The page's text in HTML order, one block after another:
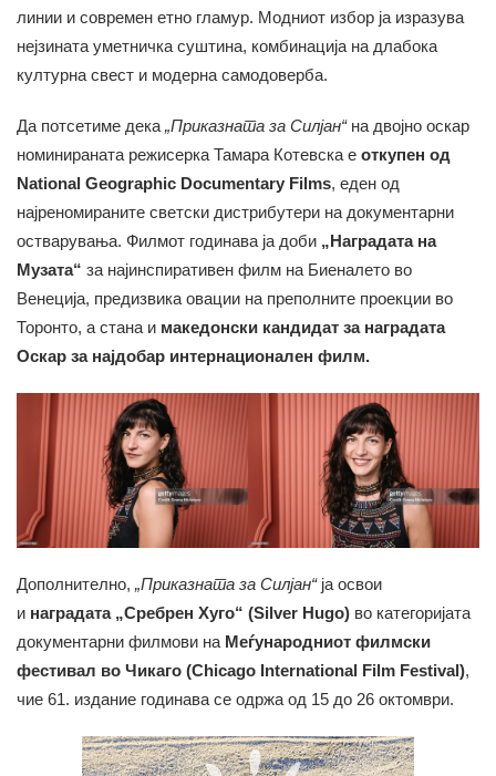
линии и современ етно гламур. Модниот избор ја изразува
нејзината уметничка суштина, комбинација на длабока
културна свест и модерна самодоверба.
Да потсетиме дека „Приказната за Силјан“на двојно оскар
номинираната режисерка Тамара Котевска е откупен од
National Geographic Documentary Films, еден од
најреномираните светски дистрибутери на документарни
остварувања. Филмот годинава ја доби „Наградата на
Музата“ за најинспиративен филм на Биеналето во
Венеција, предизвика овации на преполните проекции во
Торонто, а стана и македонски кандидат за наградата
Оскар за најдобар интернационален филм.
Дополнително, „Приказната за Силјан“ја освои
и наградата „Сребрен Хуго“ (Silver Hugo) во категоријата
документарни филмови на Меѓународниот филмски
фестивал во Чикаго (Chicago International Film Festival),
чие 61. издание годинава се одржа од 15 до 26 октомври.